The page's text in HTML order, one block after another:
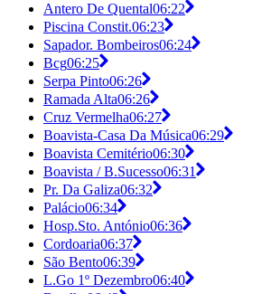
Antero De Quental06:22
Piscina Constit.06:23
Sapador. Bombeiros06:24
Bcg06:25
Serpa Pinto06:26
Ramada Alta06:26
Cruz Vermelha06:27
Boavista-Casa Da Música06:29
Boavista Cemitério06:30
Boavista / B.Sucesso06:31
Pr. Da Galiza06:32
Palácio06:34
Hosp.Sto. António06:36
Cordoaria06:37
São Bento06:39
L.Go 1º Dezembro06:40